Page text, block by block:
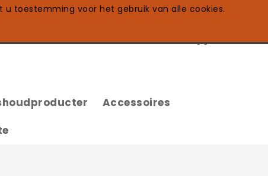
u toestemming voor het gebruik van alle cookies.
Accessoires